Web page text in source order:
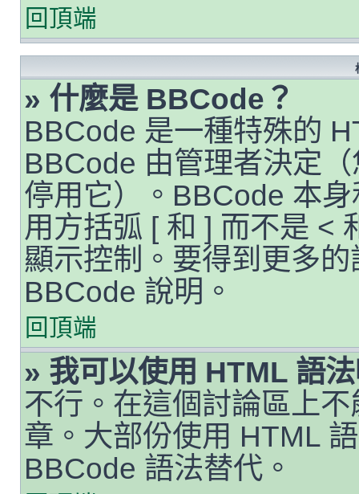
回頂端
» 什麼是 BBCode？
BBCode 是一種特殊的
BBCode 由管理者決定
停用它）。BBCode 本
用方括弧 [ 和 ] 而不是 <
顯示控制。要得到更多
BBCode 說明。
回頂端
» 我可以使用 HTML 語
不行。在這個討論區上
章。大部份使用 HTML
BBCode 語法替代。